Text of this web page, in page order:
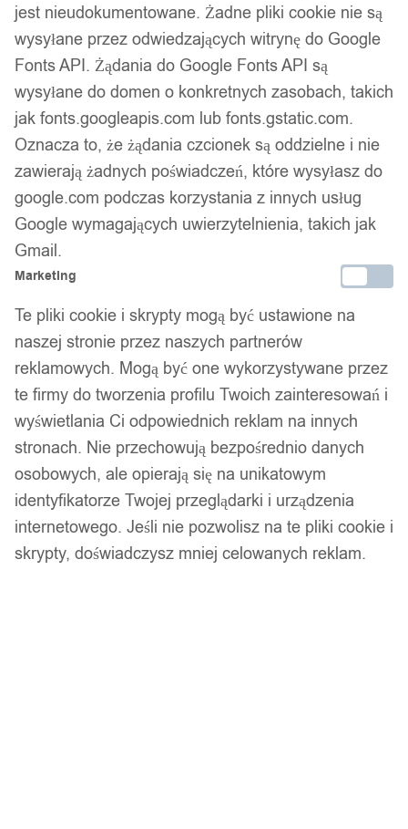
jest nieudokumentowane. Żadne pliki cookie nie są
wysyłane przez odwiedzających witrynę do Google
Fonts API. Żądania do Google Fonts API są
wysyłane do domen o konkretnych zasobach, takich
jak fonts.googleapis.com lub fonts.gstatic.com.
Oznacza to, że żądania czcionek są oddzielne i nie
zawierają żadnych poświadczeń, które wysyłasz do
google.com podczas korzystania z innych usług
Google wymagających uwierzytelnienia, takich jak
Gmail.
Marketing
Te pliki cookie i skrypty mogą być ustawione na
naszej stronie przez naszych partnerów
reklamowych. Mogą być one wykorzystywane przez
te firmy do tworzenia profilu Twoich zainteresowań i
wyświetlania Ci odpowiednich reklam na innych
stronach. Nie przechowują bezpośrednio danych
osobowych, ale opierają się na unikatowym
identyfikatorze Twojej przeglądarki i urządzenia
internetowego. Jeśli nie pozwolisz na te pliki cookie i
skrypty, doświadczysz mniej celowanych reklam.